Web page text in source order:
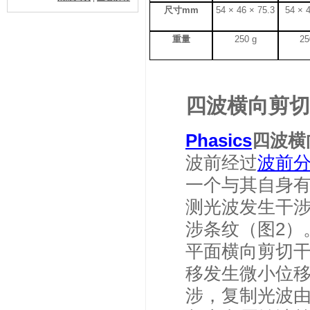
尺寸mm 54 × 46 × 75.3 54 ×
重量 250 g
四波横向剪
Phasics四波
波前经过波前
一个与其自身
测光波发生干
涉条纹（图2）
平面横向剪切
移发生微小位
涉，复制光波